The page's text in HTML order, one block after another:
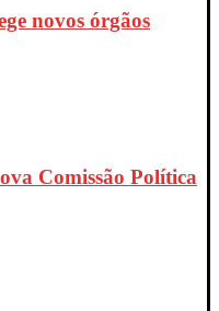
novos órgãos
Comissão Política